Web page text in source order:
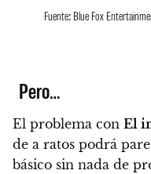
Fuente: Blue Fox
Pero…
El problema con El
de a ratos podrá
básico sin nada de